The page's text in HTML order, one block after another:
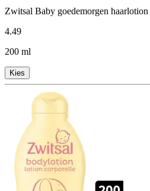
Zwitsal Baby goedemorgen haarlotion
4.49
200 ml
Kies